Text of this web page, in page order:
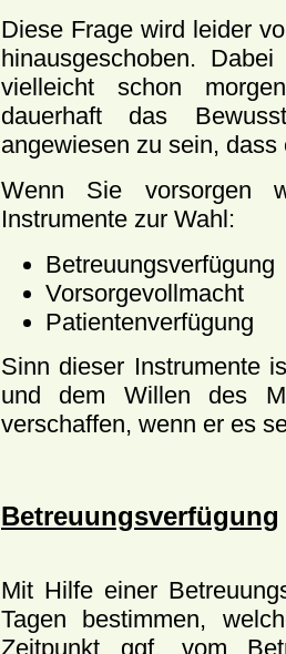
Diese Frage wird leider
hinausgeschoben.
vielleicht schon
dauerhaft das
angewiesen zu sein,
Wenn Sie vorsorgen
Instrumente zur Wahl:
Betreuungsverfügung
Vorsorgevollmacht
Patientenverfügung
Sinn dieser Instrumente
und dem Willen des
verschaffen, wenn er es
Betreuungsverfügung
Mit Hilfe einer
Tagen bestimmen,
Zeitpunkt ggf. vom